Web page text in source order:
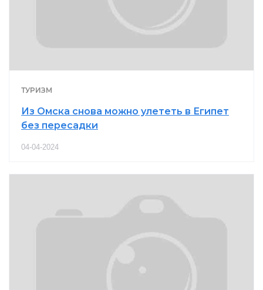
ТУРИЗМ
Из Омска снова можно улететь в Египет
без пересадки
04-04-2024